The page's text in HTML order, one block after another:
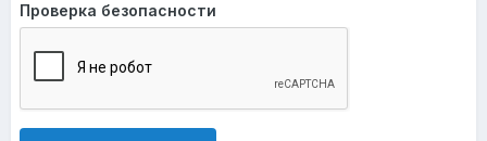
Проверка безопасности